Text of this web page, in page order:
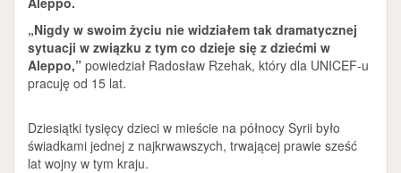
„Nigdy w swoim życiu nie widziałem tak dramatycznej
sytuacji w związku z tym co dzieje się z dziećmi w
Aleppo,” powiedział Radosław Rzehak, który dla UNICEF-u
pracuję od 15 lat.
Dziesiątki tysięcy dzieci w mieście na północy Syrii było
świadkami jednej z najkrwawszych, trwającej prawie sześć
lat wojny w tym kraju.